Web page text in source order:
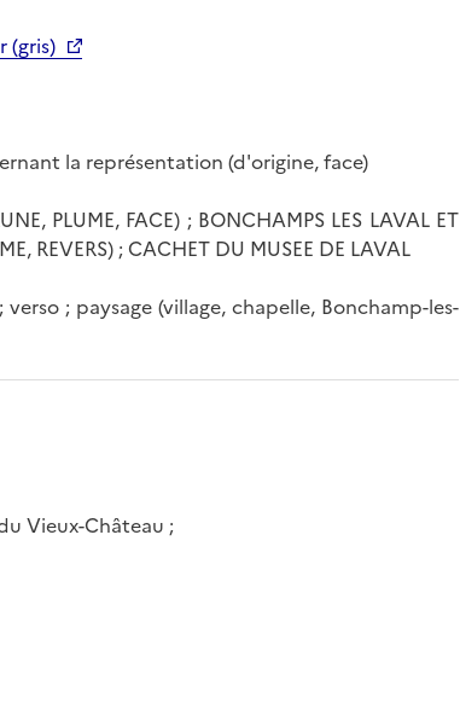
(gris)
la représentation (d'origine, face)
PLUME, FACE) ; BONCHAMPS LES LAVAL ET
REVERS) ; CACHET DU MUSEE DE LAVAL
; paysage (village, chapelle, Bonchamp-les-
Vieux-Château ;